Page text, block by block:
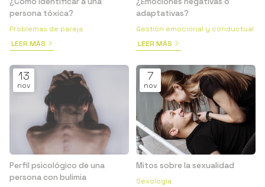
persona tóxica?
Problemas de pareja
LEER MÁS
adaptativas?
Gestión emocional y conductual
LEER MÁS
13
nov
Perfil psicológico de una
persona con bulimia
7
nov
Mitos sobre la sexualidad
Sexología